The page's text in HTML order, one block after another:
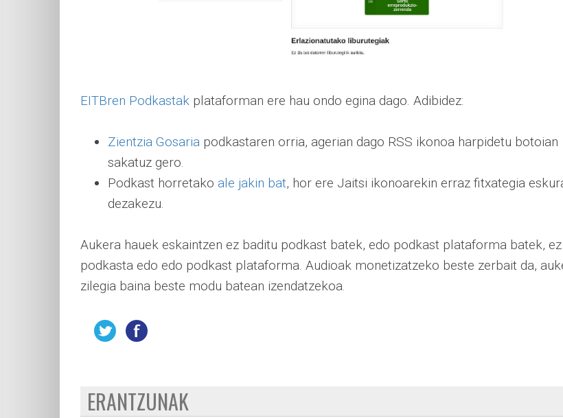
EITBren Podkastak plataforman ere hau ondo egina dago. Adibidez:
Zientzia Gosaria podkastaren orria, agerian dago RSS ikonoa harpidetu botoian
sakatuz gero.
Podkast horretako ale jakin bat, hor ere Jaitsi ikonoarekin erraz fitxategia
dezakezu.
Aukera hauek eskaintzen ez baditu podkast batek, edo podkast plataforma batek,
podkasta edo edo podkast plataforma. Audioak monetizatzeko beste zerbait da,
zilegia baina beste modu batean izendatzekoa.
ERANTZUNAK